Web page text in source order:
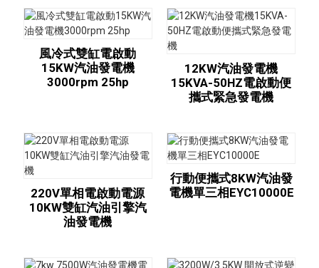
風冷式雙缸電啟動
15KW汽油發電機
3000rpm 25hp
12KW汽油發電機
15KVA-50HZ電啟動便
攜式緊急發電機
220V單相電啟動電源
10KW雙缸汽油引擎汽
油發電機
行動便攜式8KW汽油發
電機單三相EYC10000E